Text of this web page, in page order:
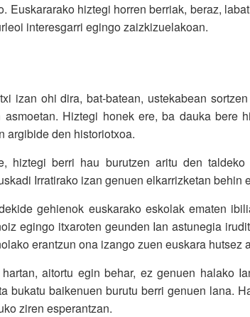
Euskararako hiztegi horren berriak, beraz,
interesgarri egingo zaizkizuelakoan.
izan ohi dira, bat-batean, ustekabean
asmoetan. Hiztegi honek ere, ba dauka bere
argibide den historiotxoa.
hiztegi berri hau burutzen aritu den
Irratirako izan genuen elkarrizketan
gehienok euskarako eskolak ematen
egingo itxaroten geunden Ian astunegia
erantzun ona izango zuen euskara
aitortu egin behar, ez genuen halako
bukatu baikenuen burutu berri genuen lana.
ziren esperantzan.